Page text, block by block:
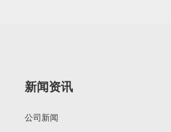
新闻资讯
公司新闻